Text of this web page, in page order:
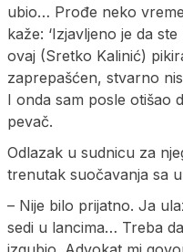
ubio… Prođe neko
kaže: ‘Izjavljeno je da
ovaj (Sretko Kalinić)
zaprepašćen, stvarno
I onda sam posle otišao
pevač.
Odlazak u sudnicu za
trenutak suočavanja sa
– Nije bilo prijatno. Ja
sedi u lancima… Treba